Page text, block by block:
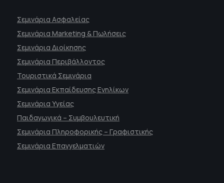
Σεμινάρια Ασφαλείας
Σεμινάρια Marketing & Πωλήσεις
Σεμινάρια Διοίκησης
Σεμινάρια Περιβάλλοντος
Τουριστικά Σεμινάρια
Σεμινάρια Εκπαίδευσης Ενηλίκων
Σεμινάρια Υγείας
Παιδαγωγικά – Συμβουλευτική
Σεμινάρια Πληροφορικής – Γραφιστικής
Σεμινάρια Επαγγελματιών